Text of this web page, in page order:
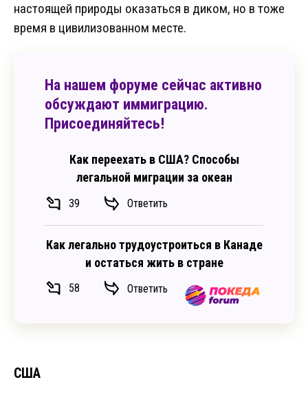
настоящей природы оказаться в диком, но в тоже
время в цивилизованном месте.
На нашем форуме сейчас активно
обсуждают иммиграцию.
Присоединяйтесь!
Как переехать в США? Способы
легальной миграции за океан
39 Ответить
Как легально трудоустроиться в Канаде
и остаться жить в стране
58 Ответить
США